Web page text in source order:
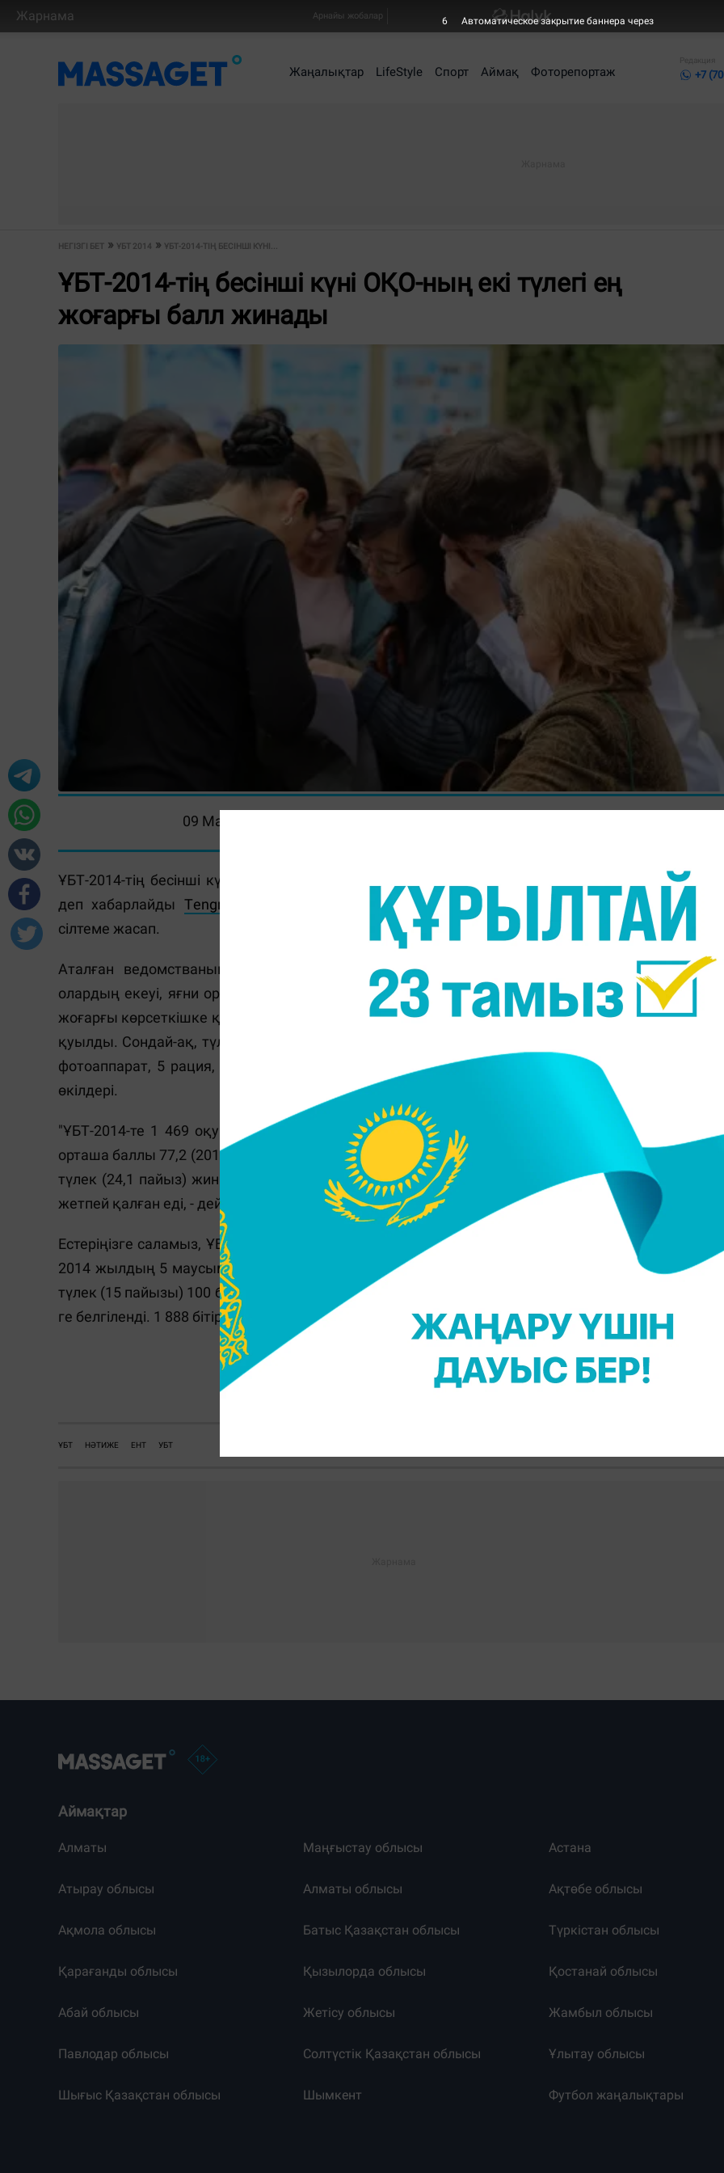
Жарнама Арнайы жобалар
Жаңалықтар LifeStyle Спорт Аймақ Фоторепортаж
Редакция
+7
НЕГІЗГІ БЕТ ҰБТ 2014 ҰБТ-2014-ТІҢ БЕСІНШІ КҮНІ...
ҰБТ-2014-тің бесінші күні ОҚО-ның екі түлегі ең
жоғарғы балл жинады
09 Маусым 2014, 09:00
ҰБТ-2014-тің бесінші күнінде Оңтүстік Қазақстан облысының екі оқушысы 125 балл жинады, -
деп хабарлайды Тengrinews.kz
сайты Білім және ғылым министрлігінің баспасөз қызметіне
сілтеме жасап.
Аталған ведомстваның хабарлауынша, ҰБТ-2014-тің бесінші күні 8274 түлек бақ сынаған,
олардың екеуі, яғни ордабасылық Ұлпан Ержанова мен шымкенттік Шахзода Ахмеджанова ең
жоғарғы көрсеткішке қол жеткізіп, 125 балл жинаған. 3 түлек тәртіп бұзғандықтан аудиториядан
қуылды. Сондай-ақ, түлектерден 3 762 мобильді телефон, 3 827 шпаргалка, 231 калькулятор, 16
фотоаппарат, 5 рация, 13 4G, 1 WI-FI, 1 интернет-модемдері жинап алынды, - дейді министрлік
өкілдері.
"ҰБТ-2014-те 1 469 оқушы 100 баллдан жоғарғы көрсеткішке ие болған (17,8 пайыз). ҰБТ-
орташа баллы 77,2 (2013 жылы 74,6 балл болып еді) болып белгіленді. Мақсатты 50 баллды 1 997
түлек (24,1 пайыз) жинай алмады. Өткен 2013 жылы 2603 түлек (28 пайыз) қажетті елу баллға
жетпей қалған еді, - дейді ҰБТ-ның бесінші күнін қорытындылаған ведомстваның сарапшылары.
Естеріңізге саламыз, ҰБТ-ның төртінші күні бірде-бір бітіруші ең жоғарғы балл алмаған
2014 жылдың 5 маусымында тестілеуге 9346 түлек қатысты. Тестілеу 32 пункте өткізілді. 1 404
түлек (15 пайызы) 100 баллдан жоғарғы көрсеткішке жетті. Бұл күні орташа балл көрсеткіші 78,2-
ге белгіленді. 1 888 бітіруші (20,2 пайызы) межеленген 50 баллды жинай алмады.
сурет: ©massaget.kz
ҰБТ НӘТИЖЕ ЕНТ УБТ
Аймақтар
Алматы Маңғыстау облысы Астана
Атырау облысы Алматы облысы Ақтөбе облысы
Ақмола облысы Батыс Қазақстан облысы Түркістан облысы
Қарағанды облысы Қызылорда облысы Қостанай облысы
Абай облысы Жетісу облысы Жамбыл облысы
Павлодар облысы Солтүстік Қазақстан облысы Ұлытау облысы
Шығыс Қазақстан облысы Шымкент Футбол жаңалықтары
6 Автоматическое закрытие баннера через